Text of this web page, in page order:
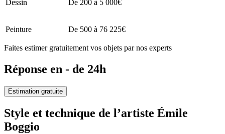
Dessin De 200 à 5 000€
Peinture De 500 à 76 225€
Faites estimer gratuitement vos objets par nos experts
Réponse en - de 24h
Estimation gratuite
Style et technique de l’artiste Émile
Boggio